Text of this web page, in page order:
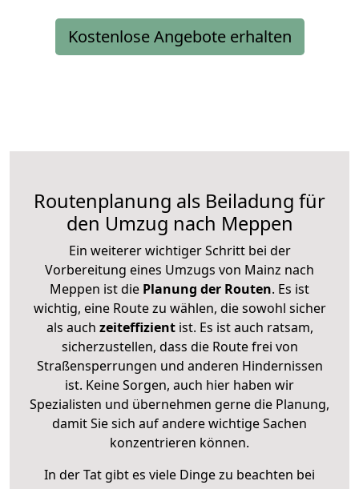
Kostenlose Angebote erhalten
Routenplanung als Beiladung für
den Umzug nach Meppen
Ein weiterer wichtiger Schritt bei der
Vorbereitung eines Umzugs von Mainz nach
Meppen ist die Planung der Routen. Es ist
wichtig, eine Route zu wählen, die sowohl sicher
als auch zeiteffizientist. Es ist auch ratsam,
sicherzustellen, dass die Route frei von
Straßensperrungen und anderen Hindernissen
ist. Keine Sorgen, auch hier haben wir
Spezialisten und übernehmen gerne die Planung,
damit Sie sich auf andere wichtige Sachen
konzentrieren können.
In der Tat gibt es viele Dinge zu beachten bei